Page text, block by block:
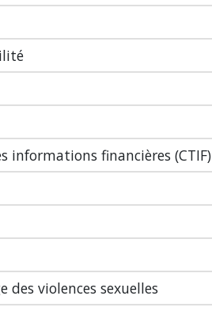
informations financières (CTIF)
des violences sexuelles